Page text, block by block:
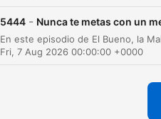
5444 - Nunca te metas con un
Fri, 7 Aug 2026 00:00:00 +0000